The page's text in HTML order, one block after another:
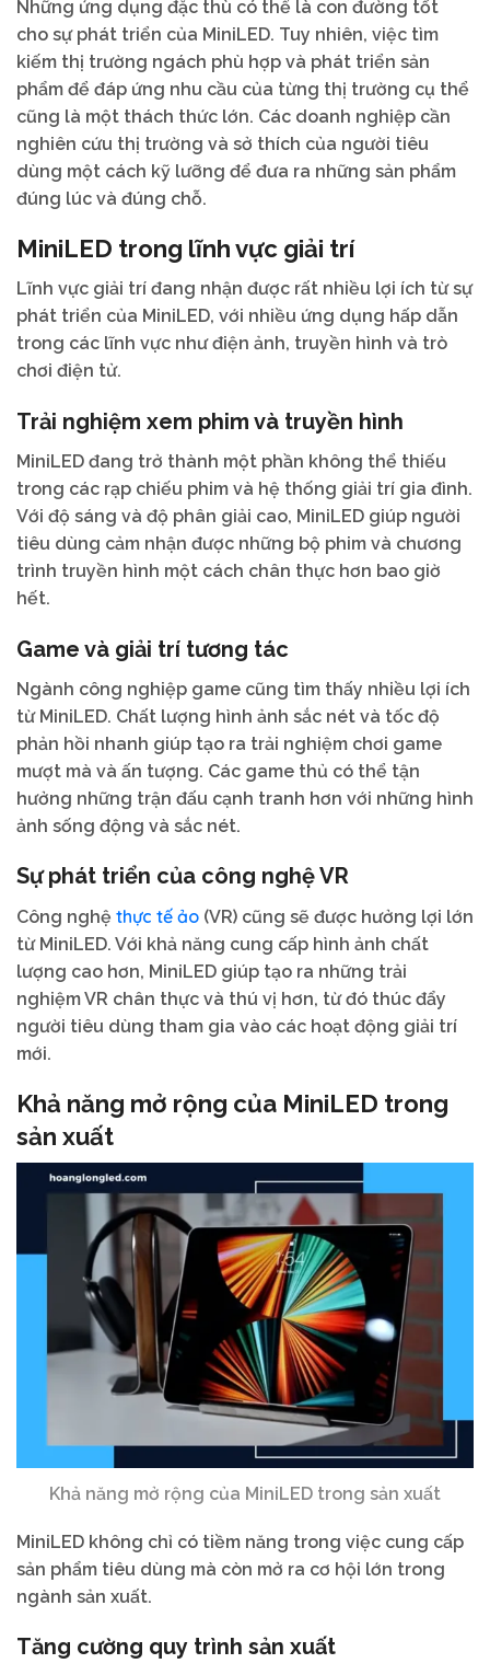
Những ứng dụng đặc thù có thể là con đường tốt
cho sự phát triển của MiniLED. Tuy nhiên, việc tìm
kiếm thị trường ngách phù hợp và phát triển sản
phẩm để đáp ứng nhu cầu của từng thị trường cụ thể
cũng là một thách thức lớn. Các doanh nghiệp cần
nghiên cứu thị trường và sở thích của người tiêu
dùng một cách kỹ lưỡng để đưa ra những sản phẩm
đúng lúc và đúng chỗ.
MiniLED trong lĩnh vực giải trí
Lĩnh vực giải trí đang nhận được rất nhiều lợi ích từ sự
phát triển của MiniLED, với nhiều ứng dụng hấp dẫn
trong các lĩnh vực như điện ảnh, truyền hình và trò
chơi điện tử.
Trải nghiệm xem phim và truyền hình
MiniLED đang trở thành một phần không thể thiếu
trong các rạp chiếu phim và hệ thống giải trí gia đình.
Với độ sáng và độ phân giải cao, MiniLED giúp người
tiêu dùng cảm nhận được những bộ phim và chương
trình truyền hình một cách chân thực hơn bao giờ
hết.
Game và giải trí tương tác
Ngành công nghiệp game cũng tìm thấy nhiều lợi ích
từ MiniLED. Chất lượng hình ảnh sắc nét và tốc độ
phản hồi nhanh giúp tạo ra trải nghiệm chơi game
mượt mà và ấn tượng. Các game thủ có thể tận
hưởng những trận đấu cạnh tranh hơn với những hình
ảnh sống động và sắc nét.
Sự phát triển của công nghệ VR
Công nghệ thực tế ảo (VR) cũng sẽ được hưởng lợi lớn
từ MiniLED. Với khả năng cung cấp hình ảnh chất
lượng cao hơn, MiniLED giúp tạo ra những trải
nghiệm VR chân thực và thú vị hơn, từ đó thúc đẩy
người tiêu dùng tham gia vào các hoạt động giải trí
mới.
Khả năng mở rộng của MiniLED trong
sản xuất
Khả năng mở rộng của MiniLED trong sản xuất
MiniLED không chỉ có tiềm năng trong việc cung cấp
sản phẩm tiêu dùng mà còn mở ra cơ hội lớn trong
ngành sản xuất.
Tăng cường quy trình sản xuất